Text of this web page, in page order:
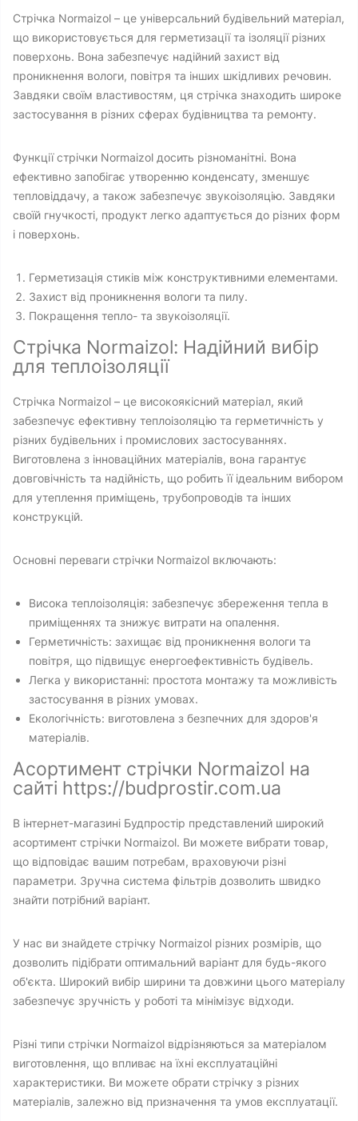
Стрічка Normaizol – це універсальний будівельний матеріал,
що використовується для герметизації та ізоляції різних
поверхонь. Вона забезпечує надійний захист від
проникнення вологи, повітря та інших шкідливих речовин.
Завдяки своїм властивостям, ця стрічка знаходить широке
застосування в різних сферах будівництва та ремонту.
Функції стрічки Normaizol досить різноманітні. Вона
ефективно запобігає утворенню конденсату, зменшує
тепловіддачу, а також забезпечує звукоізоляцію. Завдяки
своїй гнучкості, продукт легко адаптується до різних форм
і поверхонь.
Герметизація стиків між конструктивними елементами.
Захист від проникнення вологи та пилу.
Покращення тепло- та звукоізоляції.
Стрічка Normaizol: Надійний вибір
для теплоізоляції
Стрічка Normaizol – це високоякісний матеріал, який
забезпечує ефективну теплоізоляцію та герметичність у
різних будівельних і промислових застосуваннях.
Виготовлена з інноваційних матеріалів, вона гарантує
довговічність та надійність, що робить її ідеальним вибором
для утеплення приміщень, трубопроводів та інших
конструкцій.
Основні переваги стрічки Normaizol включають:
Висока теплоізоляція: забезпечує збереження тепла в
приміщеннях та знижує витрати на опалення.
Герметичність: захищає від проникнення вологи та
повітря, що підвищує енергоефективність будівель.
Легка у використанні: простота монтажу та можливість
застосування в різних умовах.
Екологічність: виготовлена з безпечних для здоров'я
матеріалів.
Асортимент стрічки Normaizol на
сайті https://budprostir.com.ua
В інтернет-магазині Будпростір представлений широкий
асортимент стрічки Normaizol. Ви можете вибрати товар,
що відповідає вашим потребам, враховуючи різні
параметри. Зручна система фільтрів дозволить швидко
знайти потрібний варіант.
У нас ви знайдете стрічку Normaizol різних розмірів, що
дозволить підібрати оптимальний варіант для будь-якого
об'єкта. Широкий вибір ширини та довжини цього матеріалу
забезпечує зручність у роботі та мінімізує відходи.
Різні типи стрічки Normaizol відрізняються за матеріалом
виготовлення, що впливає на їхні експлуатаційні
характеристики. Ви можете обрати стрічку з різних
матеріалів, залежно від призначення та умов експлуатації.